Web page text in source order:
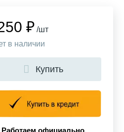
₽ /шт
в наличии
Купить
Работаем официально